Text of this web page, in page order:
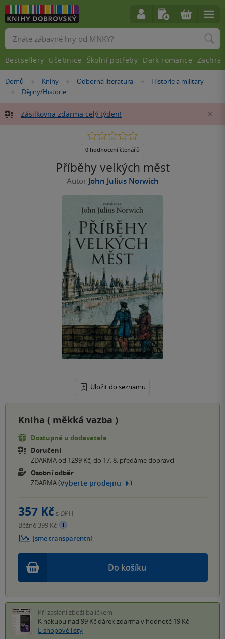
Nacházíte
Domů »Knihy »
Odborná literatura »Historie a military
»
Dějiny/Historie
Zásilkovna zdarma celý týden!
Příběhy velkých měst
Autor John Julius Norwich
Uložit do seznamu
0.0
5
0 hodnocení čtenářů
Kniha ( měkká vazba )
Dostupné u dodavatele
Doručení
ZDARMA od 1299 Kč, do 17. 8. předáme dopravci
Osobní odběr
ZDARMA (Vyberte prodejnu )
Do košíku
357 Kč s DPH
Běžně 399 Kč
Jsme transparentní
Při zaslání zboží balíčkem
K nákupu nad 99 Kč dárek zdarma v hodnotě 19 Kč
E-shopové listy
Vyhledávání
Bestsellery Učebnice Školní potřeby Dark romance